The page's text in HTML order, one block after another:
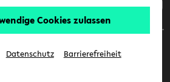
Cookies zulassen
Datenschutz Barrierefreiheit